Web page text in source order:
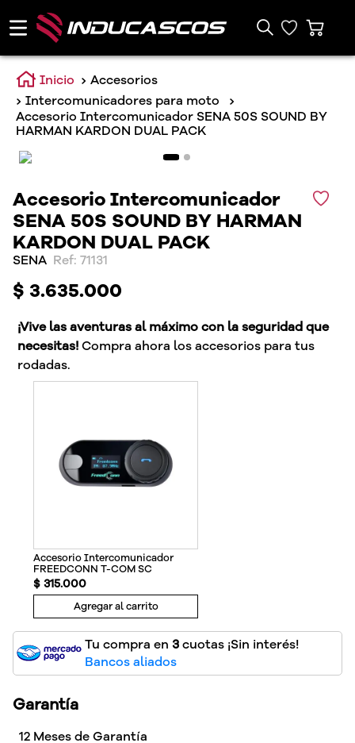
Accesorios
Intercomunicadores para moto
Accesorio Intercomunicador SENA 50S SOUND BY
HARMAN KARDON DUAL PACK
Accesorio Intercomunicador
SENA 50S SOUND BY HARMAN
KARDON DUAL PACK
SENA : 71131
$ 3.635.000
¡Vive las aventuras al máximo con la seguridad que
necesitas!Compra ahora los accesorios para tus
rodadas.
Accesorio Intercomunicador
FREEDCONN T-COM SC
$ 315.000
Agregar al carrito
Tu compra en 3cuotas ¡Sin interés!
Bancos aliados
Garantía
12 Meses de Garantía